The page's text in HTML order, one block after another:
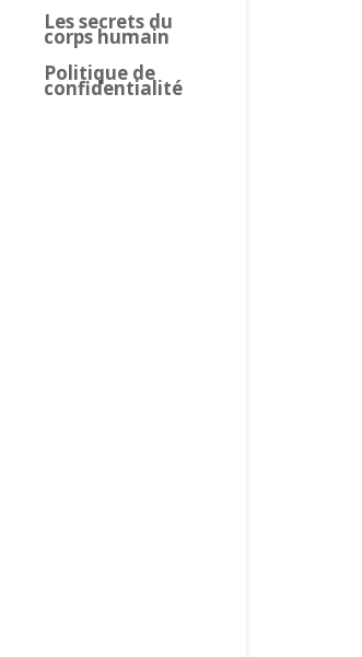
Les secrets du
corps humain
Politique de
confidentialité